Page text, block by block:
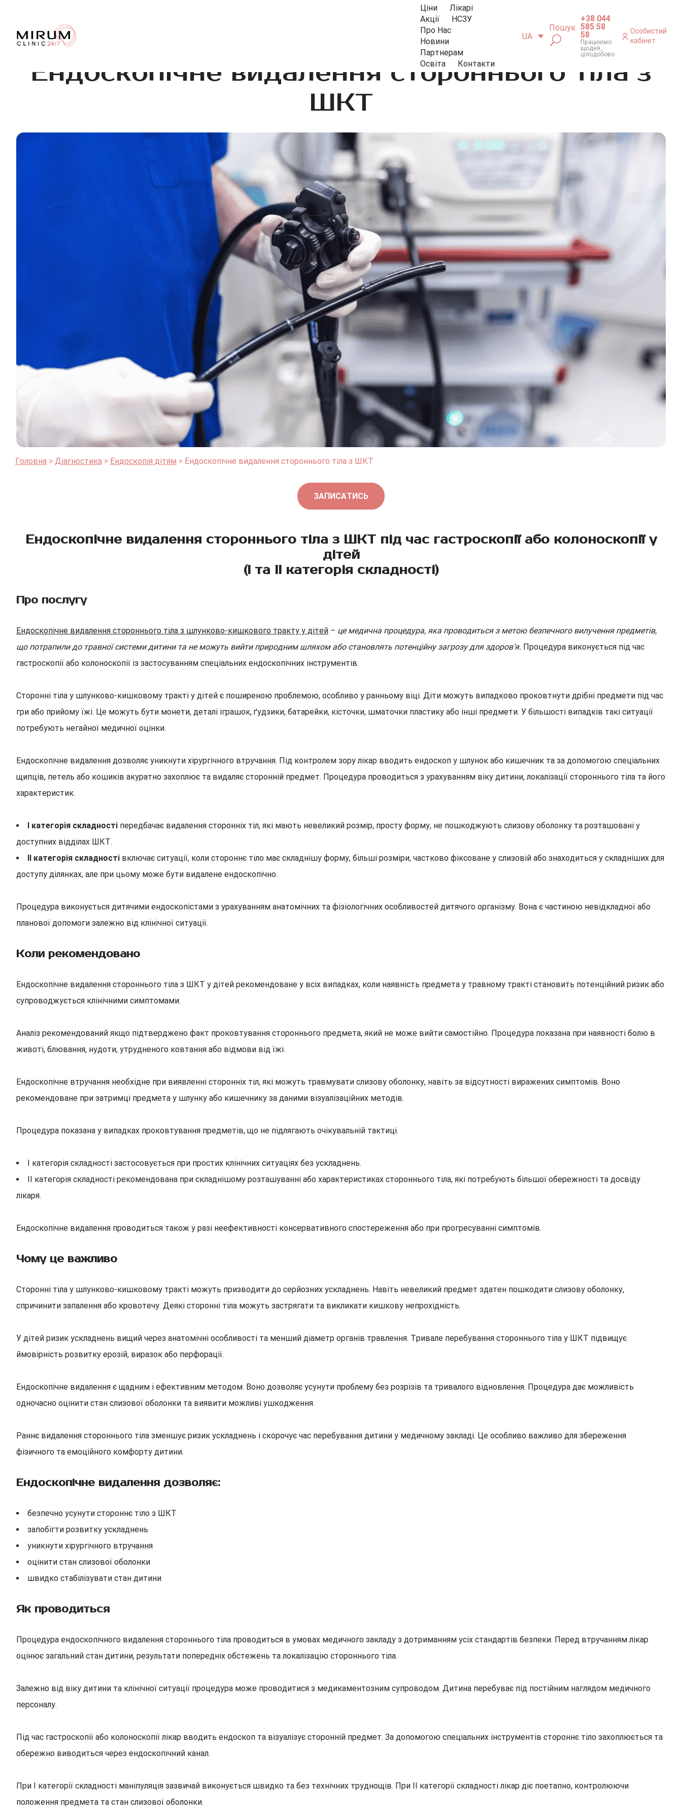
Ціни
Лікарі
Акції
НСЗУ
Про Нас
Новини
Партнерам
Освіта
Контакти
UA
Пошук
+38 044
585 58
58
Працюємо
щодня,
цілодобово
Особистий
кабінет
Ендоскопічне видалення стороннього тіла з
ШКТ
Головна Діагностика Ендоскопія дітям Ендоскопічне видалення стороннього тіла з ШКТ
ЗАПИСАТИСЬ
Ендоскопічне видалення стороннього тіла з ШКТ під час гастроскопії або колоноскопії у
дітей
(І та ІІ категорія складності)
Про послугу
Ендоскопічне видалення стороннього тіла з шлунково-кишкового тракту у дітей – це медична процедура, яка проводиться з метою безпечного вилучення предметів,
що потрапили до травної системи дитини та не можуть вийти природним шляхом або становлять потенційну загрозу для здоровʼя. Процедура виконується під час
гастроскопії або колоноскопії із застосуванням спеціальних ендоскопічних інструментів.
Сторонні тіла у шлунково-кишковому тракті у дітей є поширеною проблемою, особливо у ранньому віці. Діти можуть випадково проковтнути дрібні предмети під час
гри або прийому їжі. Це можуть бути монети, деталі іграшок, ґудзики, батарейки, кісточки, шматочки пластику або інші предмети. У більшості випадків такі ситуації
потребують негайної медичної оцінки.
Ендоскопічне видалення дозволяє уникнути хірургічного втручання. Під контролем зору лікар вводить ендоскоп у шлунок або кишечник та за допомогою спеціальних
щипців, петель або кошиків акуратно захоплює та видаляє сторонній предмет. Процедура проводиться з урахуванням віку дитини, локалізації стороннього тіла та його
характеристик.
І категорія складності передбачає видалення сторонніх тіл, які мають невеликий розмір, просту форму, не пошкоджують слизову оболонку та розташовані у
доступних відділах ШКТ.
ІІ категорія складності включає ситуації, коли стороннє тіло має складнішу форму, більші розміри, частково фіксоване у слизовій або знаходиться у складніших для
доступу ділянках, але при цьому може бути видалене ендоскопічно.
Процедура виконується дитячими ендоскопістами з урахуванням анатомічних та фізіологічних особливостей дитячого організму. Вона є частиною невідкладної або
планової допомоги залежно від клінічної ситуації.
Коли рекомендовано
Ендоскопічне видалення стороннього тіла з ШКТ у дітей рекомендоване у всіх випадках, коли наявність предмета у травному тракті становить потенційний ризик або
супроводжується клінічними симптомами.
Аналіз рекомендований якщо підтверджено факт проковтування стороннього предмета, який не може вийти самостійно. Процедура показана при наявності болю в
животі, блювання, нудоти, утрудненого ковтання або відмови від їжі.
Ендоскопічне втручання необхідне при виявленні сторонніх тіл, які можуть травмувати слизову оболонку, навіть за відсутності виражених симптомів. Воно
рекомендоване при затримці предмета у шлунку або кишечнику за даними візуалізаційних методів.
Процедура показана у випадках проковтування предметів, що не підлягають очікувальній тактиці.
І категорія складності застосовується при простих клінічних ситуаціях без ускладнень.
ІІ категорія складності рекомендована при складнішому розташуванні або характеристиках стороннього тіла, які потребують більшої обережності та досвіду
лікаря.
Ендоскопічне видалення проводиться також у разі неефективності консервативного спостереження або при прогресуванні симптомів.
Чому це важливо
Сторонні тіла у шлунково-кишковому тракті можуть призводити до серйозних ускладнень. Навіть невеликий предмет здатен пошкодити слизову оболонку,
спричинити запалення або кровотечу. Деякі сторонні тіла можуть застрягати та викликати кишкову непрохідність.
У дітей ризик ускладнень вищий через анатомічні особливості та менший діаметр органів травлення. Тривале перебування стороннього тіла у ШКТ підвищує
ймовірність розвитку ерозій, виразок або перфорації.
Ендоскопічне видалення є щадним і ефективним методом. Воно дозволяє усунути проблему без розрізів та тривалого відновлення. Процедура дає можливість
одночасно оцінити стан слизової оболонки та виявити можливі ушкодження.
Раннє видалення стороннього тіла зменшує ризик ускладнень і скорочує час перебування дитини у медичному закладі. Це особливо важливо для збереження
фізичного та емоційного комфорту дитини.
Ендоскопічне видалення дозволяє:
безпечно усунути стороннє тіло з ШКТ
запобігти розвитку ускладнень
уникнути хірургічного втручання
оцінити стан слизової оболонки
швидко стабілізувати стан дитини
Як проводиться
Процедура ендоскопічного видалення стороннього тіла проводиться в умовах медичного закладу з дотриманням усіх стандартів безпеки. Перед втручанням лікар
оцінює загальний стан дитини, результати попередніх обстежень та локалізацію стороннього тіла.
Залежно від віку дитини та клінічної ситуації процедура може проводитися з медикаментозним супроводом. Дитина перебуває під постійним наглядом медичного
персоналу.
Під час гастроскопії або колоноскопії лікар вводить ендоскоп та візуалізує сторонній предмет. За допомогою спеціальних інструментів стороннє тіло захоплюється та
обережно виводиться через ендоскопічний канал.
При І категорії складності маніпуляція зазвичай виконується швидко та без технічних труднощів. При ІІ категорії складності лікар діє поетапно, контролюючи
положення предмета та стан слизової оболонки.